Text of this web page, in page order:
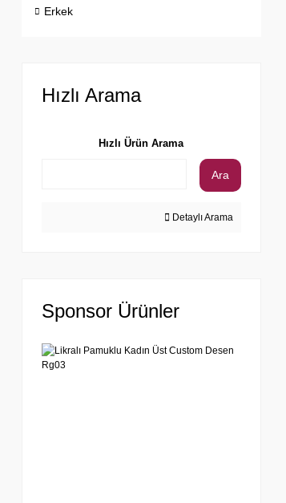
Erkek
Hızlı Arama
Hızlı Ürün Arama
Ara
Detaylı Arama
Sponsor Ürünler